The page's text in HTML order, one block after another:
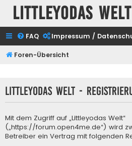
Littleyodas Welt
FAQ Impressum /
Foren-Übersicht
Littleyodas Welt -
Mit dem Zugriff auf „Littleyodas Welt“
(„https://forum.open4me.de“) wird
Betreiber ein Vertrag mit folgenden